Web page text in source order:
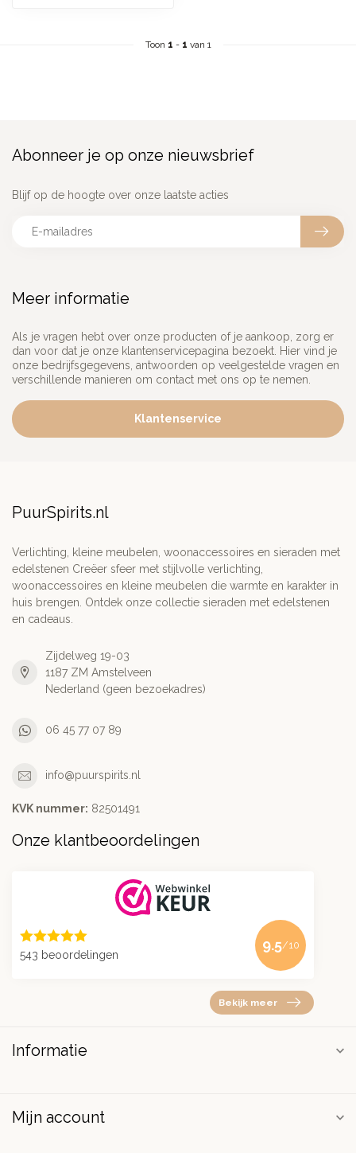
Toon 1 - 1 van 1
Meer informatie
Als je vragen hebt over onze producten of je aankoop, zorg er
dan voor dat je onze klantenservicepagina bezoekt. Hier vind je
onze bedrijfsgegevens, antwoorden op veelgestelde vragen en
verschillende manieren om contact met ons op te nemen.
Klantenservice
Abonneer je op onze nieuwsbrief
Blijf op de hoogte over onze laatste acties
PuurSpirits.nl
Verlichting, kleine meubelen, woonaccessoires en sieraden met
edelstenen Creëer sfeer met stijlvolle verlichting,
woonaccessoires en kleine meubelen die warmte en karakter in
huis brengen. Ontdek onze collectie sieraden met edelstenen
en cadeaus.
Zijdelweg 19-03
1187 ZM Amstelveen
Nederland (geen bezoekadres)
06 45 77 07 89
info@puurspirits.nl
KVK nummer: 82501491
Onze klantbeoordelingen
543 beoordelingen
9.5/10
Bekijk meer
Informatie
Mijn account